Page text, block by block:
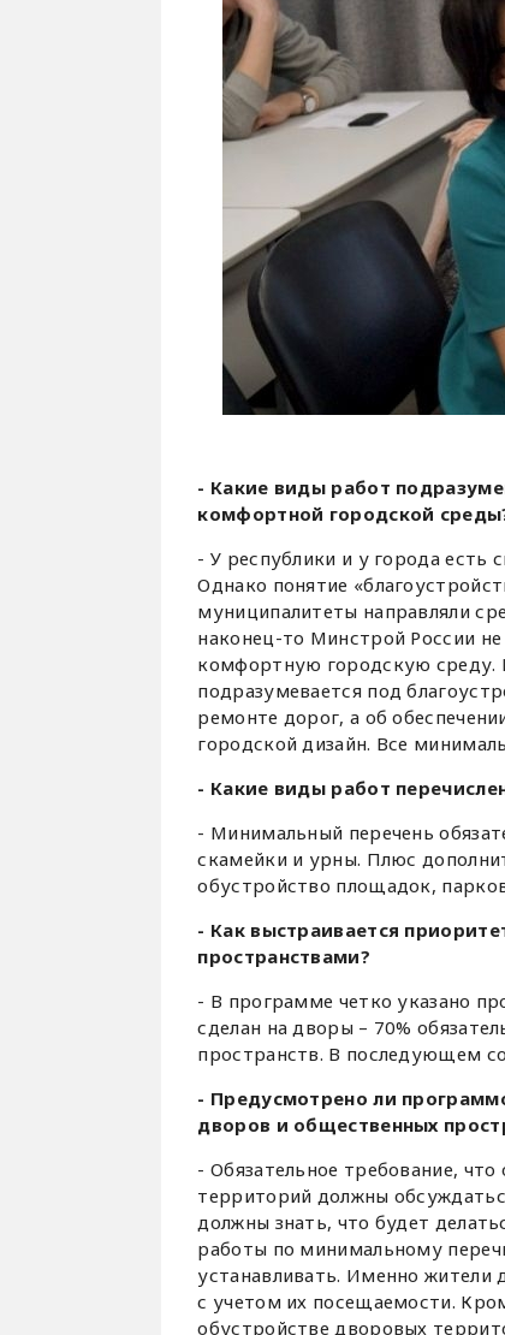
- Какие виды работ
комфортной городской
- У республики и у города есть
Однако понятие
муниципалитеты направляли
наконец-то Минстрой России
комфортную городскую среду.
подразумевается под
ремонте дорог, а об
городской дизайн. Все
- Какие виды работ
- Минимальный перечень
скамейки и урны. Плюс
обустройство площадок,
- Как выстраивается
пространствами?
- В программе четко указано
сделан на дворы – 70%
пространств. В последующем
- Предусмотрено ли
дворов и общественных
- Обязательное требование,
территорий должны
должны знать, что будет
работы по минимальному
устанавливать. Именно
с учетом их посещаемости.
обустройстве дворовых